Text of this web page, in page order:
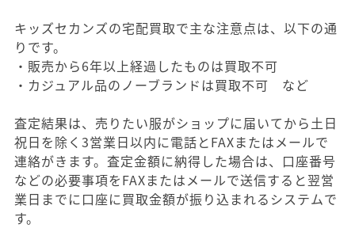
キッズセカンズの宅配買取で主な注意点は、以下の通
りです。
・販売から6年以上経過したものは買取不可
・カジュアル品のノーブランドは買取不可 など
査定結果は、売りたい服がショップに届いてから土日
祝日を除く3営業日以内に電話とFAXまたはメールで
連絡がきます。査定金額に納得した場合は、口座番号
などの必要事項をFAXまたはメールで送信すると翌営
業日までに口座に買取金額が振り込まれるシステムで
す。